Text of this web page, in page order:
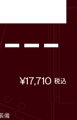
¥17,710 税込
備